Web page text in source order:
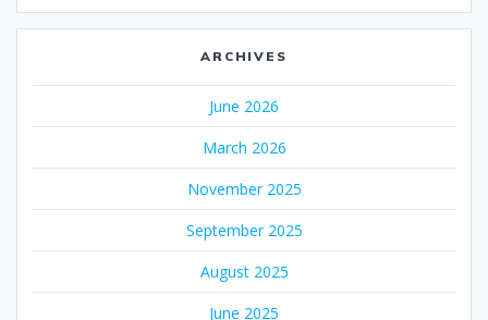
ARCHIVES
June 2026
March 2026
November 2025
September 2025
August 2025
June 2025